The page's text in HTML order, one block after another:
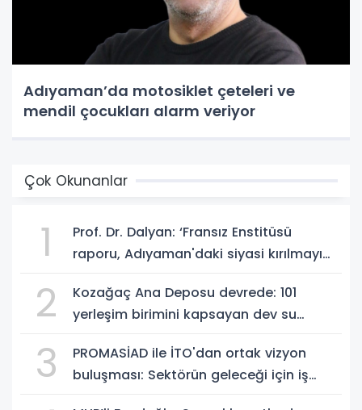
Adıyaman’da motosiklet çeteleri ve
mendil çocukları alarm veriyor
Çok Okunanlar
1
Prof. Dr. Dalyan: ‘Fransız Enstitüsü
raporu, Adıyaman'daki siyasi kırılmayı
2
Kozağaç Ana Deposu devrede: 101
yerleşim birimini kapsayan dev su
3
PROMASİAD ile İTO'dan ortak vizyon
buluşması: Sektörün geleceği için iş